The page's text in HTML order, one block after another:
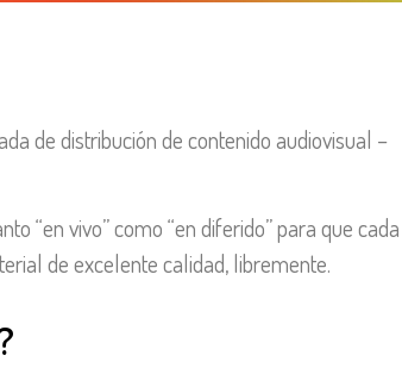
de distribución de contenido audiovisual –
“en vivo” como “en diferido” para que cada
de excelente calidad, libremente.